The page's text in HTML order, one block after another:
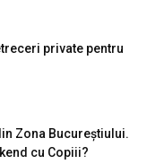
private pentru
Zona Bucureştiului.
cu Copiii?